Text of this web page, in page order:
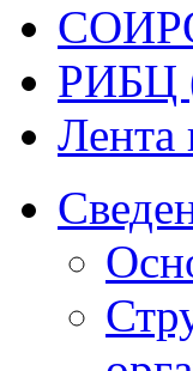
РИБЦ
Лента